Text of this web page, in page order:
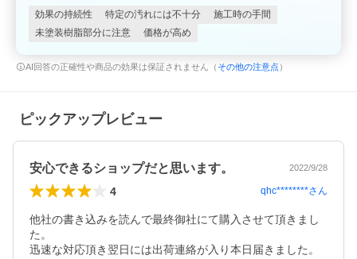
効果の持続性 特定の汚れには不十分
施工時の手間
未塗装樹脂部分に注意
価格が高め
AI回答の正確性や商品の効果は保証されません（ その他の注意点 ）
ピックアップレビュー
安心できるショップだと思います。 2022/9/28
4 qhc********さん
他社の書き込みを読んで最終御社にて購入させて頂きまし
た。
迅速な対応頂き翌日には出荷連絡が入り本日届きました。